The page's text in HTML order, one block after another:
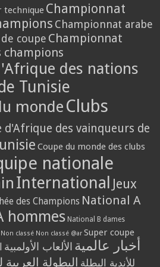
technique Championnat
Championnat arabe
coupe Championnat
des nations
Tunisie
monde Clubs
d'Afrique des vainqueurs de
Coupe du monde des clubs
nationale
International Jeux
des Champions National A
hommes National B dames
Non classé Non classé @ar Super coupe
أخبار عالمية الألعاب الأولمبية
للأندية البطلة البطولة العربية